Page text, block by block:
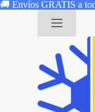
Saltar
🚚 Envíos GRATIS a